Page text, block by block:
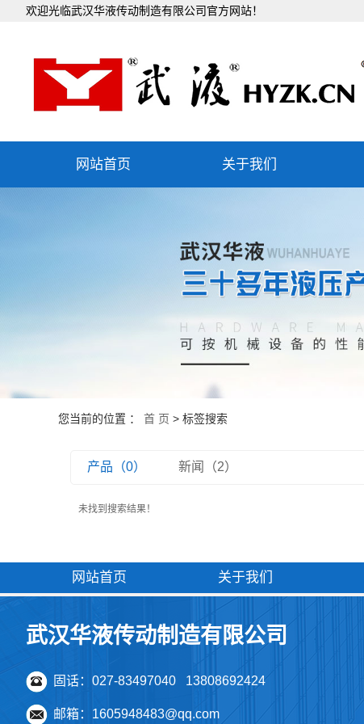
欢迎光临武汉华液传动制造有限公司官方网站！
网站首页 关于我们
组织机构
发展历程
团队文化
您当前的位置 ： 首 页 > 标签搜索
产品（0） 新闻（2）
未找到搜索结果！
网站首页 关于我们
武汉华液传动制造有限公司
固话：027-83497040 13808692424
邮箱：1605948483@qq.com